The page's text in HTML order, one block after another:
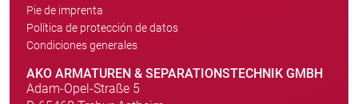
Pie de imprenta
Política de protección de datos
Condiciones generales
AKO ARMATUREN & SEPARATIONSTECHNIK GMBH
Adam-Opel-Straße 5